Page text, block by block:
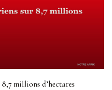
millions d’hectares